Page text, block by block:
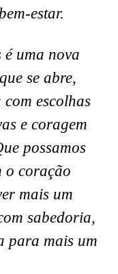
estar.
é uma nova
se abre,
escolhas
e coragem
possamos
o coração
mais um
sabedoria,
para mais um